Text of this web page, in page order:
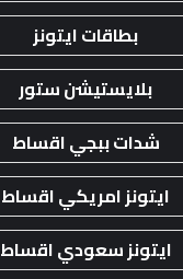
بطاقات ايتونز
بلايستيشن ستور
شدات ببجي اقساط
ايتونز امريكي اقساط
ايتونز سعودي اقساط